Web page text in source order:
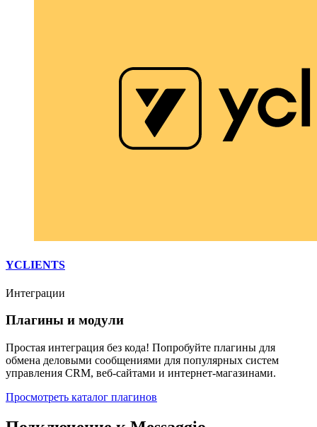
YCLIENTS
Интеграции
Плагины и модули
Простая интеграция без кода! Попробуйте плагины для
обмена деловыми сообщениями для популярных систем
управления CRM, веб-сайтами и интернет-магазинами.
Просмотреть каталог плагинов